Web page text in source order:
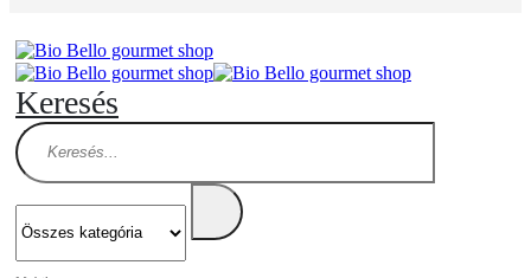
Keresés